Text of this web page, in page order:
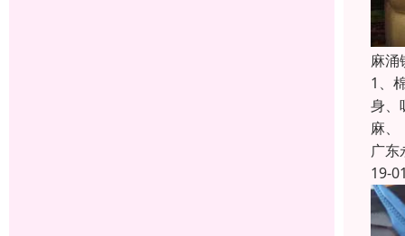
麻涌
1、
身、
麻、
广东
19-